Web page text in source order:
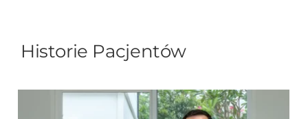
Historie Pacjentów